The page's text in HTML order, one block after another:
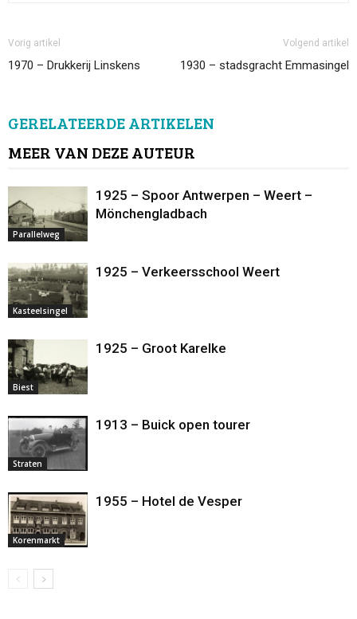
Vorig artikel
1970 – Drukkerij Linskens
Volgend artikel
1930 – stadsgracht Emmasingel
GERELATEERDE ARTIKELEN
MEER VAN DEZE AUTEUR
Parallelweg
1925 – Spoor Antwerpen – Weert –
Mönchengladbach
Kasteelsingel
1925 – Verkeersschool Weert
Biest
1925 – Groot Karelke
Straten
1913 – Buick open tourer
Korenmarkt
1955 – Hotel de Vesper